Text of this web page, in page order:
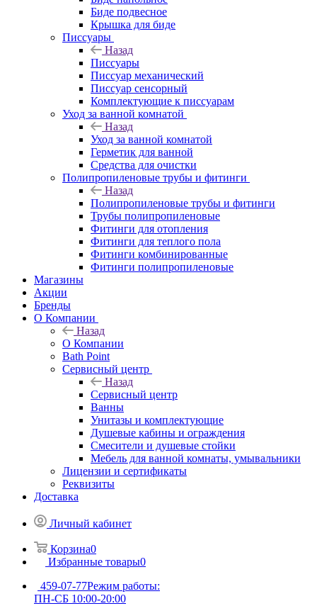
Биде подвесное
Крышка для биде
Писсуары
Назад
Писсуары
Писсуар механический
Писсуар сенсорный
Комплектующие к писсуарам
Уход за ванной комнатой
Назад
Уход за ванной комнатой
Герметик для ванной
Средства для очистки
Полипропиленовые трубы и фитинги
Назад
Полипропиленовые трубы и фитинги
Трубы полипропиленовые
Фитинги для отопления
Фитинги для теплого пола
Фитинги комбинированные
Фитинги полипропиленовые
Магазины
Акции
Бренды
О Компании
Назад
О Компании
Bath Point
Сервисный центр
Назад
Сервисный центр
Ванны
Унитазы и комплектующие
Душевые кабины и ограждения
Смесители и душевые стойки
Мебель для ванной комнаты, умывальники
Лицензии и сертификаты
Реквизиты
Доставка
Личный кабинет
Корзина0
Избранные товары0
459-07-77Режим работы:
ПН-СБ 10:00-20:00